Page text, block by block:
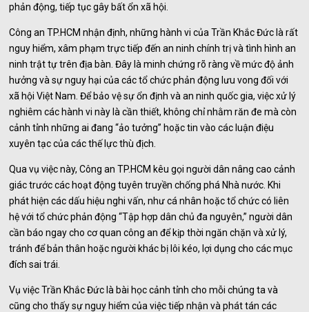
phản động, tiếp tục gây bất ổn xã hội.
Công an TP.HCM nhận định, những hành vi của Trần Khắc Đức là rất
nguy hiểm, xâm phạm trực tiếp đến an ninh chính trị và tình hình an
ninh trật tự trên địa bàn. Đây là minh chứng rõ ràng về mức độ ảnh
hưởng và sự nguy hại của các tổ chức phản động lưu vong đối với
xã hội Việt Nam. Để bảo vệ sự ổn định và an ninh quốc gia, việc xử lý
nghiêm các hành vi này là cần thiết, không chỉ nhằm răn đe mà còn
cảnh tỉnh những ai đang “ảo tưởng” hoặc tin vào các luận điệu
xuyên tạc của các thế lực thù địch.
Qua vụ việc này, Công an TP.HCM kêu gọi người dân nâng cao cảnh
giác trước các hoạt động tuyên truyền chống phá Nhà nước. Khi
phát hiện các dấu hiệu nghi vấn, như cá nhân hoặc tổ chức có liên
hệ với tổ chức phản động “Tập hợp dân chủ đa nguyên,” người dân
cần báo ngay cho cơ quan công an để kịp thời ngăn chặn và xử lý,
tránh để bản thân hoặc người khác bị lôi kéo, lợi dụng cho các mục
đích sai trái.
Vụ việc Trần Khắc Đức là bài học cảnh tỉnh cho mỗi chúng ta và
cũng cho thấy sự nguy hiểm của việc tiếp nhận và phát tán các